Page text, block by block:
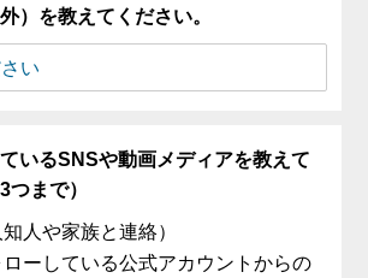
）を教えてください。
いるSNSや動画メディアを教えて
つまで）
人や家族と連絡）
ローしている公式アカウントからの